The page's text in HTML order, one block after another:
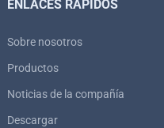
ENLACES RÁPIDOS
Sobre nosotros
Productos
Noticias de la compañía
Descargar